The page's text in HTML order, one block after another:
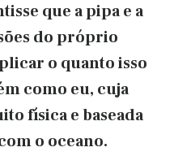
que a pipa e a
do próprio
o quanto isso
como eu, cuja
física e baseada
o oceano.